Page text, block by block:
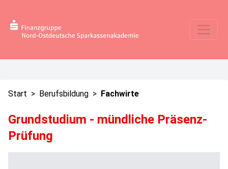
Start > Berufsbildung > Fachwirte
Grundstudium - mündliche Präsenz-
Prüfung